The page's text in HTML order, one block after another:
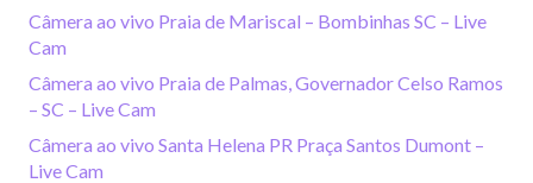
Câmera ao vivo Praia de Mariscal – Bombinhas SC – Live
Cam
Câmera ao vivo Praia de Palmas, Governador Celso Ramos
– SC – Live Cam
Câmera ao vivo Santa Helena PR Praça Santos Dumont –
Live Cam